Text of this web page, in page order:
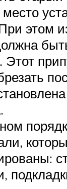
место
этом
Этот